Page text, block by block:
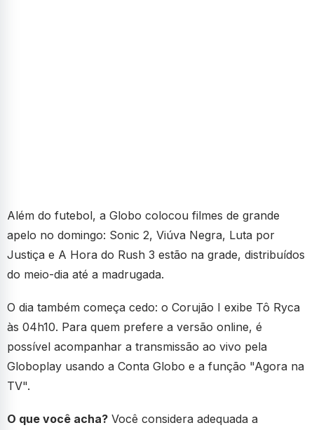
Além do futebol, a Globo colocou filmes de grande
apelo no domingo: Sonic 2, Viúva Negra, Luta por
Justiça e A Hora do Rush 3 estão na grade, distribuídos
do meio-dia até a madrugada.
O dia também começa cedo: o Corujão I exibe Tô Ryca
às 04h10. Para quem prefere a versão online, é
possível acompanhar a transmissão ao vivo pela
Globoplay usando a Conta Globo e a função "Agora na
TV".
O que você acha? Você considera adequada a